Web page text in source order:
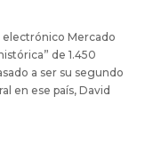
Mercado
de 1.450
a ser su segundo
en ese país, David